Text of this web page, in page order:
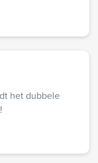
het dubbele